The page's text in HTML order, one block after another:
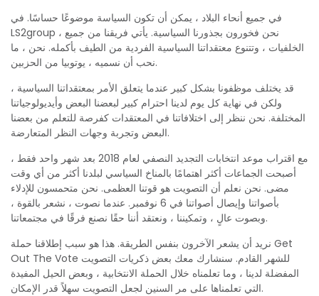
في جميع أنحاء البلاد ، يمكن أن تكون السياسة موضوعًا حساسًا. في
LS2group ، نحن فخورون بجذورنا السياسية. يأتي فريقنا من جميع
الخلفيات ، وتتنوع معتقداتنا السياسية الفردية من الطيف بأكمله. نحن ، ما
نحب أن نسميه ، يوتوبيا من الحزبين.
قد يختلف موظفونا بشكل كبير عندما يتعلق الأمر بمعتقداتنا السياسية ،
ولكن في نهاية كل يوم لدينا احترام كبير لبعضنا البعض وأيديولوجياتنا
المختلفة. نحن ننظر إلى اختلافاتنا في المعتقدات كفرصة للتعلم من بعضنا
البعض وتجربة وجهات النظر المتعارضة.
مع اقتراب موعد انتخابات التجديد النصفي لعام 2018 بعد شهر واحد فقط ،
أصبحت الجماعات أكثر اهتمامًا بالمناخ السياسي لبلدنا أكثر من أي وقت
مضى. نحن نعلم أن التصويت هو قوتنا العظمى. نحن متحمسون للإدلاء
بأصواتنا وإيصال أصواتنا في 6 نوفمبر. عندما نصوت ، نشعر بالقوة ،
وبصوت عالٍ ، وتمكيننا ، ونعتقد أننا حقًا نصنع فرقًا في مجتمعاتنا.
نريد أن يشعر الآخرون بنفس الطريقة. هذا هو سبب إطلاقنا حملة Get
Out The Vote للشهر القادم. سنشارك معك بعض ذكريات التصويت
المفضلة لدينا ، وما تعلمناه خلال الحملة الانتخابية ، وبعض الحيل المفيدة
التي تعلمناها على مر السنين لجعل التصويت سهلاً قدر الإمكان.